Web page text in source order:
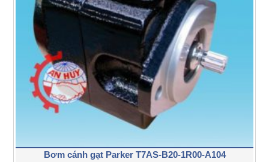
Bơm cánh gạt Parker T7AS-B20-1R00-A104